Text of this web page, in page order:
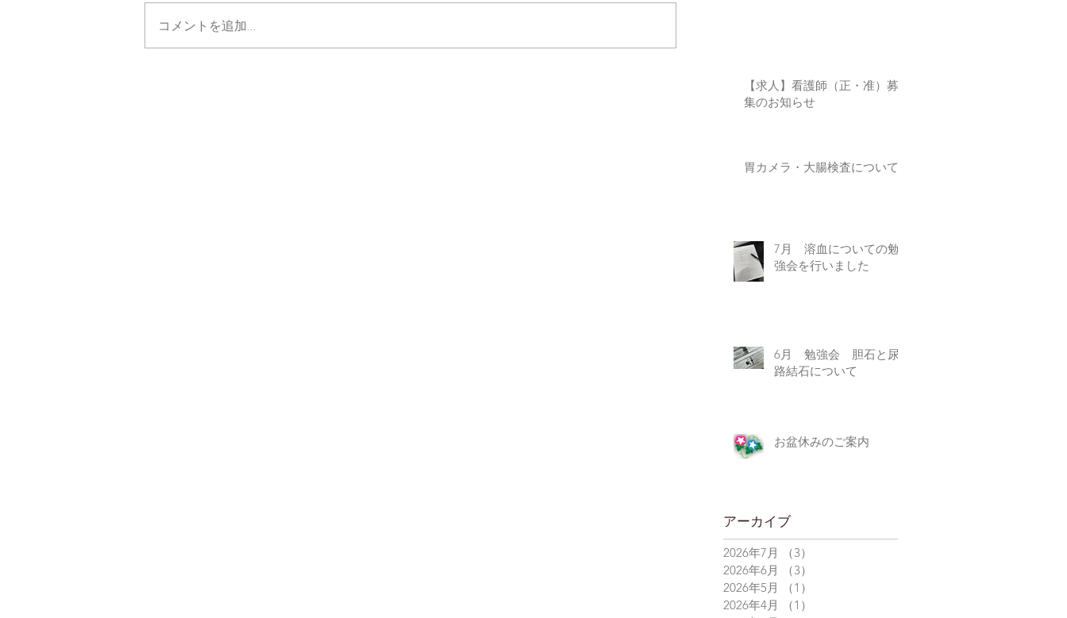
コメントを追加…
【求人】看護師（正・准）募
集のお知らせ
胃カメラ・大腸検査について
7月 溶血についての勉
強会を行いました
6月 勉強会 胆石と尿
路結石について
お盆休みのご案内
アーカイブ
2026年7月 （3）
2026年6月
（3）
2026年5月
（1）
2026年4月
（1）